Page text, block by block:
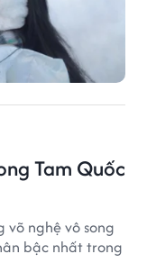
Tam Quốc
nghệ vô song
bậc nhất trong